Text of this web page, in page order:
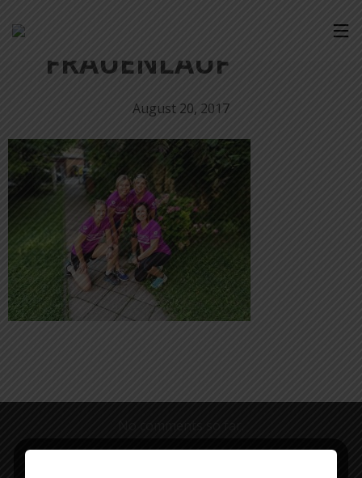
FRAUENLAUF
August 20, 2017